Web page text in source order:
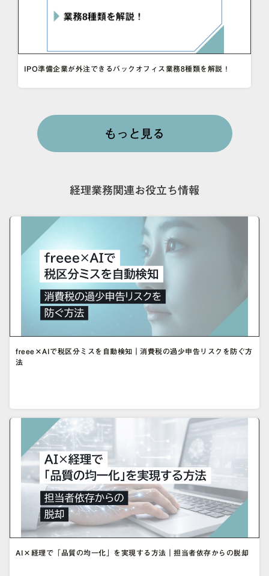
IPO準備企業が外注できるバックオフィス業務8種類を解説！
もっと見る
経理業務関連お役立ち情報
freee×AIで税区分ミスを自動検知｜消費税の過少申告リスクを防ぐ方
法
AI×経理で「品質の均一化」を実現する方法｜担当者依存からの脱却